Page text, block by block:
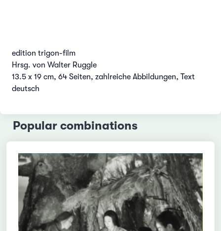
edition trigon-film
Hrsg. von Walter Ruggle
13.5 x 19 cm, 64 Seiten, zahlreiche Abbildungen, Text
deutsch
Popular combinations